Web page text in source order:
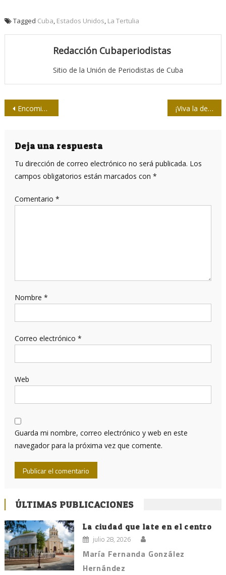
Tagged Cuba Estados Unidos La Tertulia
Redacción Cubaperiodistas
Sitio de la Unión de Periodistas de Cuba
Navegación
entradas
Encomio por el Día del locutor cubano ¡Viva la democracia… socialista!
Deja una respuesta
Tu dirección de correo electrónico no será publicada. Los
campos obligatorios están marcados con *
Comentario *
Nombre *
Correo electrónico *
Web
Guarda mi nombre, correo electrónico y web en este
navegador para la próxima vez que comente.
ÚLTIMAS PUBLICACIONES
La ciudad que late en el centro
julio 28, 2026
María Fernanda González
Hernández